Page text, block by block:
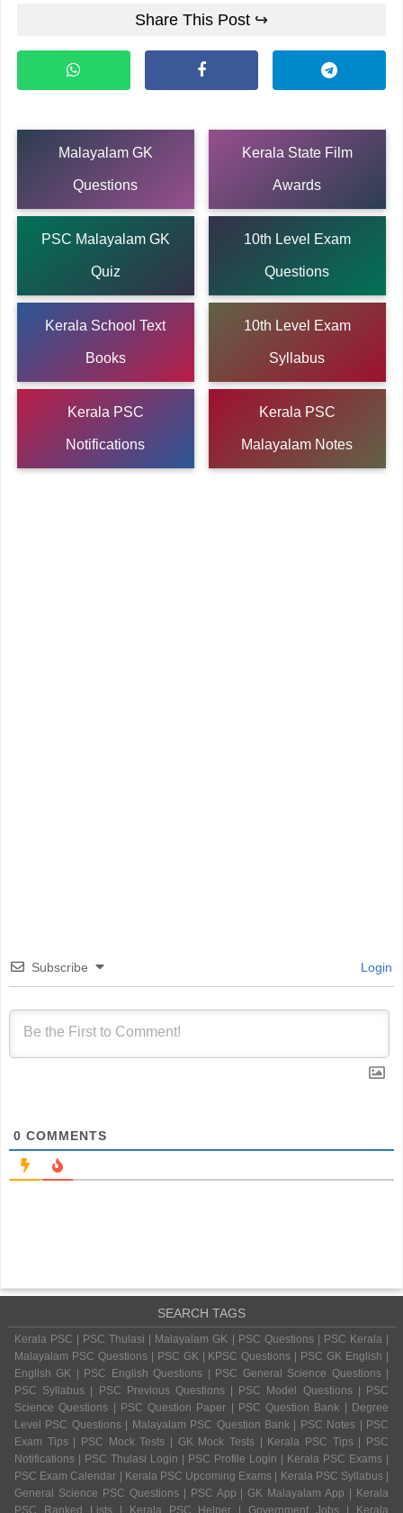
Share This Post ↪
Malayalam GK
Questions
Kerala State Film
Awards
PSC Malayalam GK
Quiz
10th Level Exam
Questions
Kerala School Text
Books
10th Level Exam
Syllabus
Kerala PSC
Notifications
Kerala PSC
Malayalam Notes
Subscribe Login
0 COMMENTS
SEARCH TAGS
Kerala PSC | PSC Thulasi | Malayalam GK | PSC Questions | PSC Kerala |
Malayalam PSC Questions | PSC GK | KPSC Questions | PSC GK English |
English GK | PSC English Questions | PSC General Science Questions |
PSC Syllabus | PSC Previous Questions | PSC Model Questions | PSC
Science Questions | PSC Question Paper | PSC Question Bank | Degree
Level PSC Questions | Malayalam PSC Question Bank | PSC Notes | PSC
Exam Tips | PSC Mock Tests | GK Mock Tests | Kerala PSC Tips | PSC
Notifications | PSC Thulasi Login | PSC Profile Login | Kerala PSC Exams |
PSC Exam Calendar | Kerala PSC Upcoming Exams | Kerala PSC Syllabus |
General Science PSC Questions | PSC App | GK Malayalam App | Kerala
PSC Ranked Lists | Kerala PSC Helper | Government Jobs | Kerala